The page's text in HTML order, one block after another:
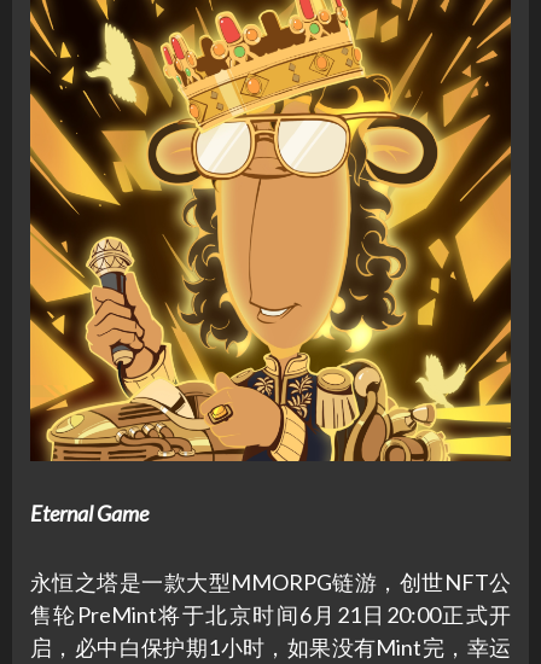
Eternal Game
永恒之塔是一款大型MMORPG链游，创世NFT公
售轮PreMint将于北京时间6月21日20:00正式开
启，必中白保护期1小时，如果没有Mint完，幸运